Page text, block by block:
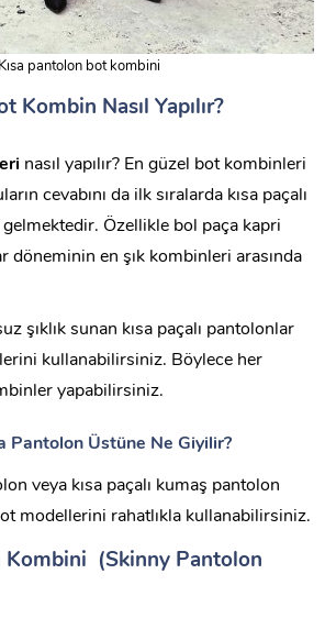
Kısa pantolon bot kombini
Kombin Nasıl Yapılır?
nasıl yapılır? En güzel bot kombinleri
cevabını da ilk sıralarda kısa paçalı
Özellikle bol paça kapri
döneminin en şık kombinleri arasında
şıklık sunan kısa paçalı pantolonlar
kullanabilirsiniz. Böylece her
yapabilirsiniz.
Pantolon Üstüne Ne Giyilir?
veya kısa paçalı kumaş pantolon
modellerini rahatlıkla kullanabilirsiniz.
Kombini (Skinny Pantolon